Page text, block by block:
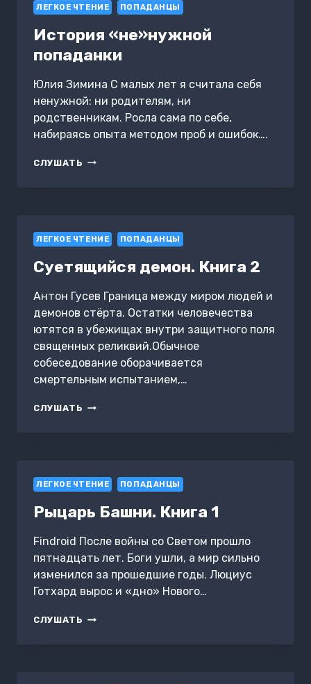
ЛЕГКОЕ ЧТЕНИЕ ПОПАДАНЦЫ
История «не»нужной
попаданки
Юлия Зимина С малых лет я считала себя
ненужной: ни родителям, ни
родственникам. Росла сама по себе,
набираясь опыта методом проб и ошибок….
СЛУШАТЬ ИСТОРИЯ
ЛЕГКОЕ ЧТЕНИЕ ПОПАДАНЦЫ
Суетящийся демон. Книга 2
Антон Гусев Граница между миром людей и
демонов стёрта. Остатки человечества
ютятся в убежищах внутри защитного поля
священных реликвий.Обычное
собеседование оборачивается
смертельным испытанием,…
СЛУШАТЬ СУЕТЯЩИЙСЯ
ЛЕГКОЕ ЧТЕНИЕ ПОПАДАНЦЫ
Рыцарь Башни. Книга 1
Findroid После войны со Светом прошло
пятнадцать лет. Боги ушли, а мир сильно
изменился за прошедшие годы. Люциус
Готхард вырос и «дно» Нового…
СЛУШАТЬ РЫЦАРЬ